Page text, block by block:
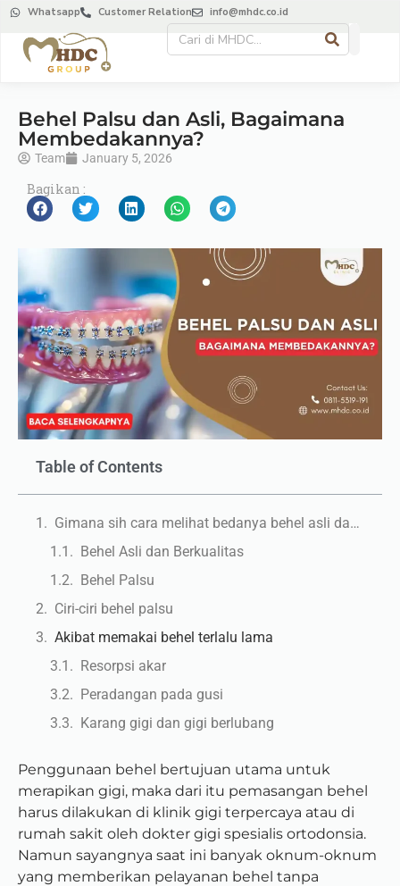
Whatsapp Customer Relation info@mhdc.co.id
Behel Palsu dan Asli, Bagaimana
Membedakannya?
Team January 5, 2026
Bagikan :
Table of Contents
Gimana sih cara melihat bedanya behel asli dan palsu yang berbahaya?
Behel Asli dan Berkualitas
Behel Palsu
Ciri-ciri behel palsu
Akibat memakai behel terlalu lama
Resorpsi akar
Peradangan pada gusi
Karang gigi dan gigi berlubang
Penggunaan behel bertujuan utama untuk
merapikan gigi, maka dari itu pemasangan behel
harus dilakukan di klinik gigi terpercaya atau di
rumah sakit oleh dokter gigi spesialis ortodonsia.
Namun sayangnya saat ini banyak oknum-oknum
yang memberikan pelayanan behel tanpa